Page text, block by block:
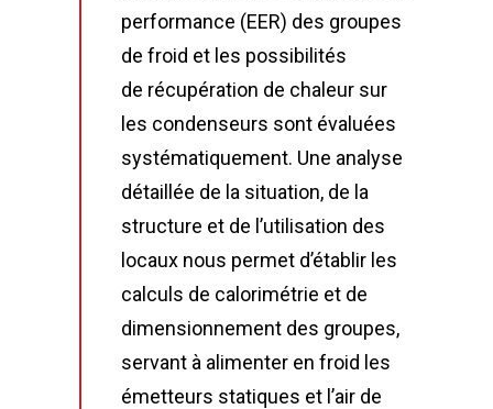
performance (EER) des groupes
de froid et les possibilités
de récupération de chaleur sur
les condenseurs sont évaluées
systématiquement. Une analyse
détaillée de la situation, de la
structure et de l’utilisation des
locaux nous permet d’établir les
calculs de calorimétrie et de
dimensionnement des groupes,
servant à alimenter en froid les
émetteurs statiques et l’air de